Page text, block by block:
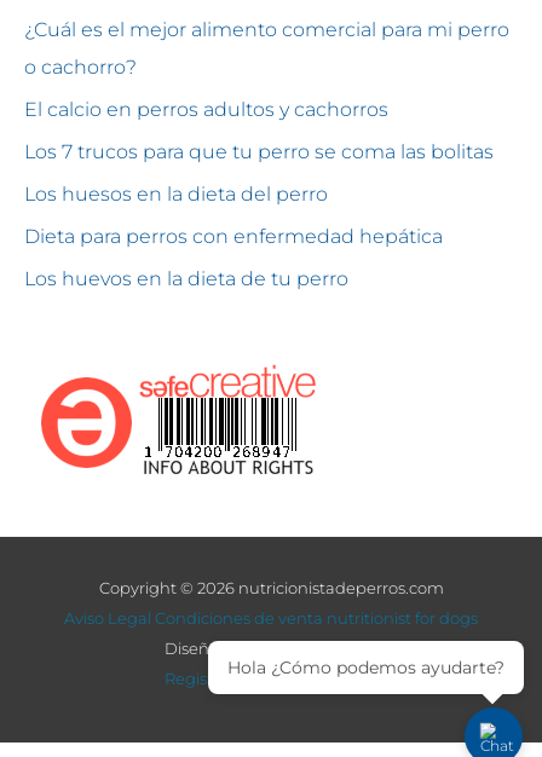
¿Cuál es el mejor alimento comercial para mi perro
o cachorro?
El calcio en perros adultos y cachorros
Los 7 trucos para que tu perro se coma las bolitas
Los huesos en la dieta del perro
Dieta para perros con enfermedad hepática
Los huevos en la dieta de tu perro
Copyright © 2026 nutricionistadeperros.com
Aviso Legal Condiciones de venta nutritionist for dogs
Diseño: adcomunicacion.es
Registrado en Safe Creative
Hola ¿Cómo podemos ayudarte?